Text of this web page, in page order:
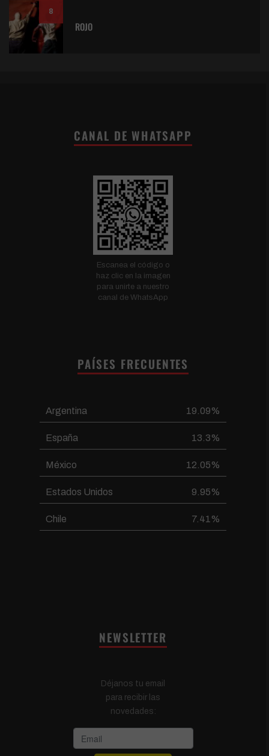
8
ROJO
CANAL DE WHATSAPP
Escanea el código o
haz clic en la imagen
para unirte a nuestro
canal de WhatsApp
PAÍSES FRECUENTES
Argentina 19.09%
España 13.3%
México 12.05%
Estados Unidos 9.95%
Chile 7.41%
NEWSLETTER
Déjanos tu email
para recibir las
novedades: